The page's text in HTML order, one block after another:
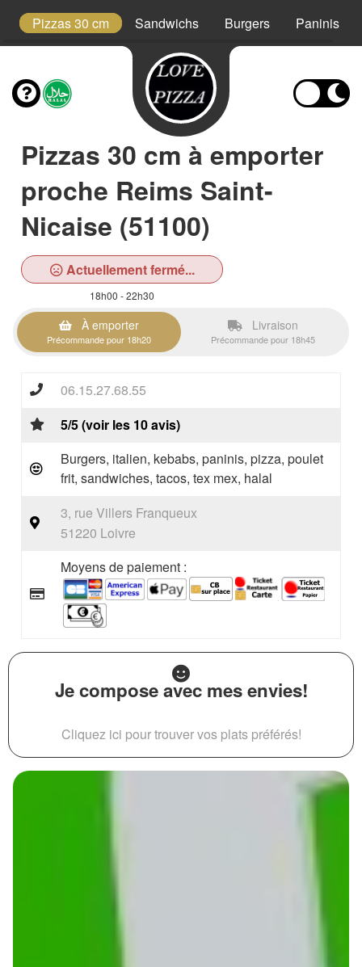
Pizzas 30 cm Sandwichs Burgers Paninis
Pizzas 30 cm à emporter
proche Reims Saint-
Nicaise (51100)
Actuellement fermé...
18h00 - 22h30
À emporter
Précommande pour 18h20
Livraison
Précommande pour 18h45
06.15.27.68.55
5/5 (voir les 10 avis)
Burgers, italien, kebabs, paninis, pizza, poulet
frit, sandwiches, tacos, tex mex, halal
3, rue Villers Franqueux
51220 Loivre
Moyens de paiement :
Je compose avec mes envies!
Cliquez ici pour trouver vos plats préférés!